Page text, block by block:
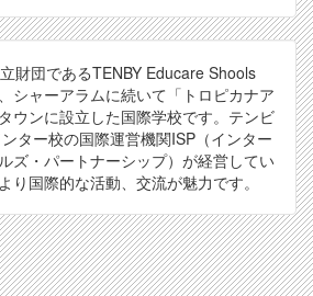
財団であるTENBY Educare Shools
シャーアラムに続いて「トロピカナア
ウンに設立した国際学校です。テンビ
ター校の国際運営機関ISP（インター
ズ・パートナーシップ）が経営してい
り国際的な活動、交流が魅力です。